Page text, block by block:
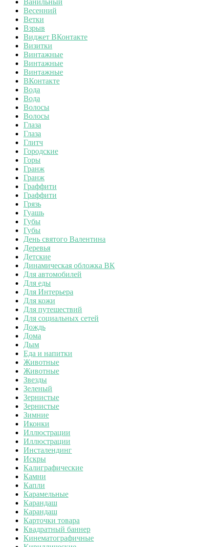
Весенний
Ветки
Взрыв
Виджет ВКонтакте
Визитки
Винтажные
Винтажные
Винтажные
ВКонтакте
Вода
Вода
Волосы
Волосы
Глаза
Глаза
Глитч
Городские
Горы
Гранж
Гранж
Граффити
Граффити
Грязь
Гуашь
Губы
Губы
День святого Валентина
Деревья
Детские
Динамическая обложка ВК
Для автомобилей
Для еды
Для Интерьера
Для кожи
Для путешествий
Для социальных сетей
Дождь
Дома
Дым
Еда и напитки
Животные
Животные
Звезды
Зеленый
Зернистые
Зернистые
Зимние
Иконки
Иллюстрации
Иллюстрации
Инсталендинг
Искры
Калиграфические
Камни
Капли
Карамельные
Карандаш
Карандаш
Карточки товара
Квадратный баннер
Кинематографичные